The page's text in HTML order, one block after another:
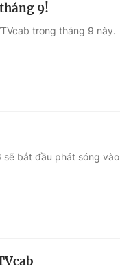
9!
trong tháng 9 này.
sẽ bắt đầu phát sóng vào